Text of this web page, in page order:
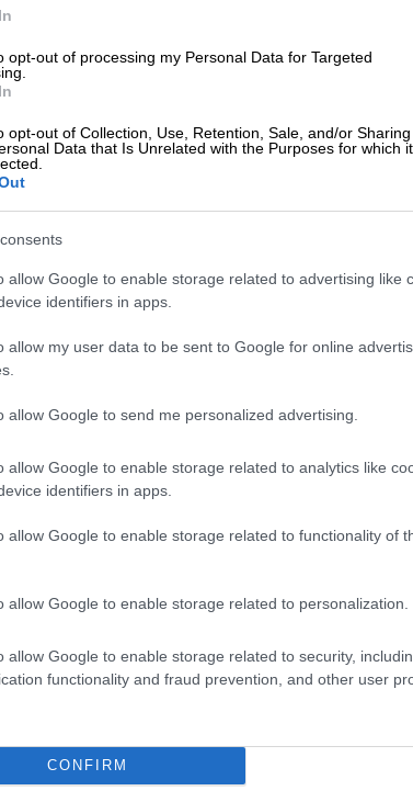
opt-out of processing my Personal Data for Targeted
opt-out of Collection, Use, Retention, Sale, and/or Sharing
Data that Is Unrelated with the Purposes for which it
allow Google to enable storage related to advertising like
identifiers in apps.
allow my user data to be sent to Google for online
allow Google to send me personalized advertising.
allow Google to enable storage related to analytics like
identifiers in apps.
allow Google to enable storage related to functionality of
allow Google to enable storage related to personalization.
allow Google to enable storage related to security,
functionality and fraud prevention, and other user
CONFIRM
τραυματισμένη στο
παιδιά της οικογένειας ήταν
Κέντρο της Άμεσης Δράσης,
στο υπόγειο της κατοικίας τους.
έσπευσαν άμεσα στο σημείο, όπου
Η αστυνομικός μεταφέρθηκε
τις προσπάθειες των γιατρών δεν
κλήση από πολίτη, ο οποίος
ένας άνδρας βρισκόταν
Δράμας
διαπίστωσαν ότι επρόκειτο για τον
φέροντας τραύμα από πυροβόλο
φέρεται να
η σύζυγος του και